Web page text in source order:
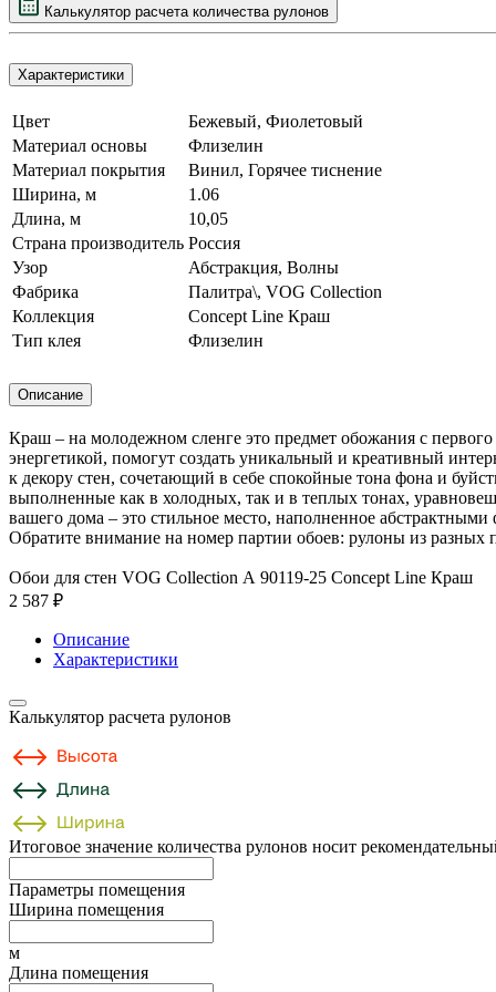
Калькулятор расчета количества рулонов
Характеристики
Цвет
Бежевый, Фиолетовый
Материал основы
Флизелин
Материал покрытия
Винил, Горячее тиснение
Ширина, м
1.06
Длина, м
10,05
Страна производитель Россия
Узор
Абстракция, Волны
Фабрика
Палитра\, VOG Collection
Коллекция
Concept Line Краш
Тип клея
Флизелин
Описание
Краш – на молодежном сленге это предмет обожания с
энергетикой, помогут создать уникальный и креативный
к декору стен, сочетающий в себе спокойные тона фона и
выполненные как в холодных, так и в теплых тонах,
вашего дома – это стильное место, наполненное
Обратите внимание на номер партии обоев: рулоны из разных
Обои для стен VOG Collection А 90119-25 Concept Line Краш
2 587 ₽
Описание
Характеристики
Калькулятор расчета рулонов
Итоговое значение количества рулонов носит
Параметры помещения
Ширина помещения
м
Длина помещения